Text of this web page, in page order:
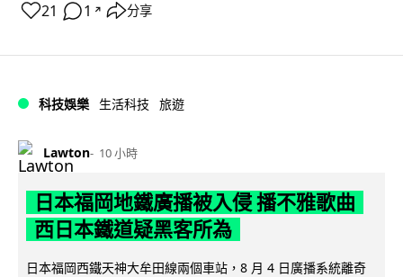
21 1 ↗ 分享
科技娛樂 生活科技 旅遊
Lawton 10 小時
日本福岡地鐵廣播被入侵 播不雅歌曲
西日本鐵道疑黑客所為
日本福岡西鐵天神大牟田線兩個車站，8 月 4 日廣播系統離奇